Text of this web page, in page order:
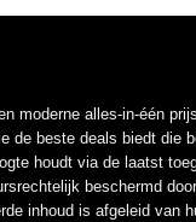
moderne alles-in-één
de beste deals biedt die
houdt via de laatst
beschermd
inhoud is afgeleid van